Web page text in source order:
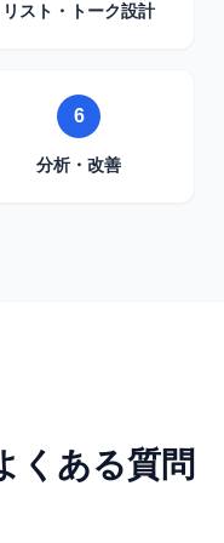
リスト・トーク設計
6
分析・改善
くある質問